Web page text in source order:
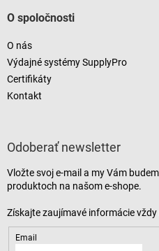
O spoločnosti
O nás
Výdajné systémy SupplyPro
Certifikáty
Kontakt
Odoberať newsletter
Vložte svoj e-mail a my Vám
produktoch na našom e-shope.
Email